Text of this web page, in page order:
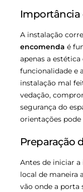
Importância
A instalação
encomenda é
apenas a
funcionalidade e
instalação mal
vedação,
segurança do
orientações
Preparação
Antes de iniciar a
local de maneira
vão onde a porta